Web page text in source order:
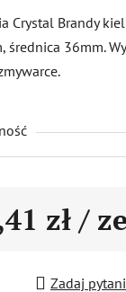
Crystal Brandy
średnica 36mm.
zł /
Zadaj